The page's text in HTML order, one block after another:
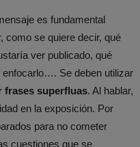
es fundamental
como se quiere decir, qué
ver publicado, qué
Se deben utilizar
frases superfluas. Al hablar,
en la exposición. Por
para no cometer
cuestiones que se